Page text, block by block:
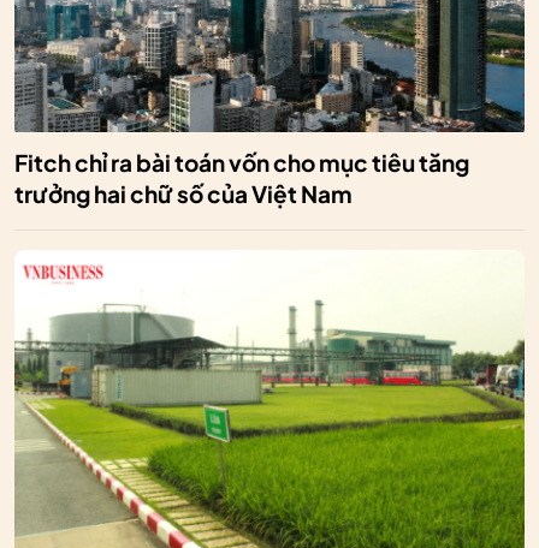
Fitch chỉ ra bài toán vốn cho mục tiêu tăng
trưởng hai chữ số của Việt Nam